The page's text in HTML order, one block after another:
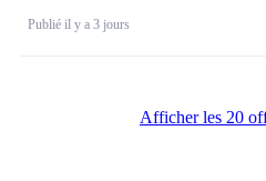
Publié il y a 3 jours
Afficher les 20